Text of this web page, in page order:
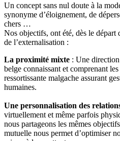
Un concept sans nul doute à la
synonyme d’éloignement, de
chers …
Nos objectifs, ont été, dès le départ
de l’externalisation :
La proximité mixte : Une direction
belge connaissant et comprenant
ressortissante malgache assurant
humaines.
Une personnalisation des
virtuellement et même parfois
nous partageons les mêmes
mutuelle nous permet d’optimiser